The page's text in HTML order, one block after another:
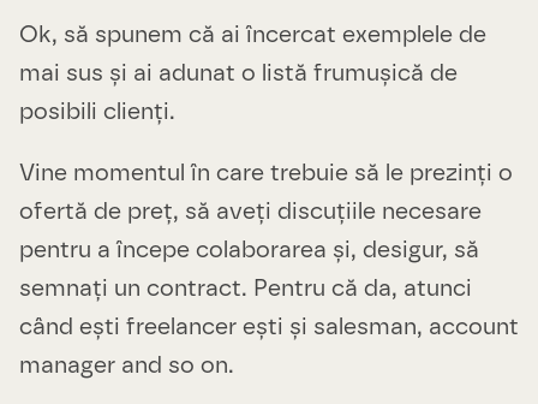
Ok, să spunem că ai încercat exemplele de
mai sus și ai adunat o listă frumușică de
posibili clienți.
Vine momentul în care trebuie să le prezinți o
ofertă de preț, să aveți discuțiile necesare
pentru a începe colaborarea și, desigur, să
semnați un contract. Pentru că da, atunci
când ești freelancer ești și salesman, account
manager and so on.